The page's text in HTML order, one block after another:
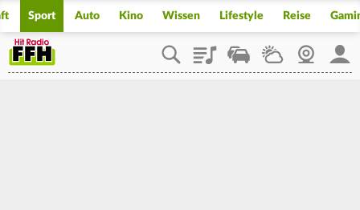
Sport Auto Kino Wissen Lifestyle Reise
PlaylistStaupilotWetterWebcam